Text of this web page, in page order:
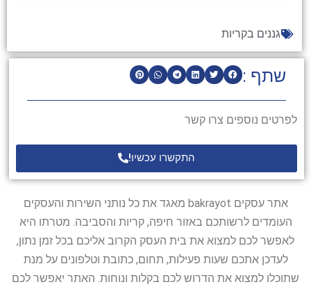
שתף :
לפרטים נוספים צרו קשר
התקשרו עכשיו!
גננים בקריות
אתר עסקים bakrayot מאגד את כל נותני השירות והעסקים
העומדים לרשותכם באזור חיפה, קריות והסביבה. מטרתו היא
לאפשר לכם למצוא את בית העסק הקרוב אליכם בכל זמן נתון,
לעדכן אתכם שעות פעילות, תחום, כתובת וטלפונים על מנת
שתוכלו למצוא את הדרוש לכם בקלות ונוחות. האתר יאפשר לכם